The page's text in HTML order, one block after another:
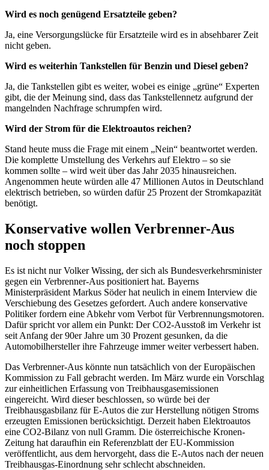
Wird es noch genügend Ersatzteile geben?
Ja, eine Versorgungslücke für Ersatzteile wird es in absehbarer Zeit
nicht geben.
Wird es weiterhin Tankstellen für Benzin und Diesel geben?
Ja, die Tankstellen gibt es weiter, wobei es einige „grüne“ Experten
gibt, die der Meinung sind, dass das Tankstellennetz aufgrund der
mangelnden Nachfrage schrumpfen wird.
Wird der Strom für die Elektroautos reichen?
Stand heute muss die Frage mit einem „Nein“ beantwortet werden.
Die komplette Umstellung des Verkehrs auf Elektro – so sie
kommen sollte – wird weit über das Jahr 2035 hinausreichen.
Angenommen heute würden alle 47 Millionen Autos in Deutschland
elektrisch betrieben, so würden dafür 25 Prozent der Stromkapazität
benötigt.
Konservative wollen Verbrenner-Aus
noch stoppen
Es ist nicht nur Volker Wissing, der sich als Bundesverkehrsminister
gegen ein Verbrenner-Aus positioniert hat. Bayerns
Ministerpräsident Markus Söder hat neulich in einem Interview die
Verschiebung des Gesetzes gefordert. Auch andere konservative
Politiker fordern eine Abkehr vom Verbot für Verbrennungsmotoren.
Dafür spricht vor allem ein Punkt: Der CO2-Ausstoß im Verkehr ist
seit Anfang der 90er Jahre um 30 Prozent gesunken, da die
Automobilhersteller ihre Fahrzeuge immer weiter verbessert haben.
Das Verbrenner-Aus könnte nun tatsächlich von der Europäischen
Kommission zu Fall gebracht werden. Im März wurde ein Vorschlag
zur einheitlichen Erfassung von Treibhausgasemissionen
eingereicht. Wird dieser beschlossen, so würde bei der
Treibhausgasbilanz für E-Autos die zur Herstellung nötigen Stroms
erzeugten Emissionen berücksichtigt. Derzeit haben Elektroautos
eine CO2-Bilanz von null Gramm. Die österreichische Kronen-
Zeitung hat daraufhin ein Referenzblatt der EU-Kommission
veröffentlicht, aus dem hervorgeht, dass die E-Autos nach der neuen
Treibhausgas-Einordnung sehr schlecht abschneiden.